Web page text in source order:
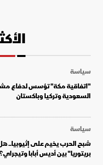
سياسة
"اتفاقية مكة" تؤسس لدفاع
السعودية وتركيا وباكستان
سياسة
شبح الحرب يخيم على إثيوبيا..
بريتوريا" بين أديس أبابا